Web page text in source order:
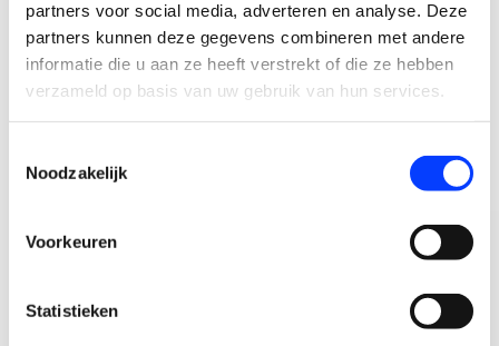
partners voor social media, adverteren en analyse. Deze
partners kunnen deze gegevens combineren met andere
informatie die u aan ze heeft verstrekt of die ze hebben
verzameld op basis van uw gebruik van hun services.
Noodzakelijk
Voorkeuren
Statistieken
Recente artikelen
DJI Mini 5 Pro vs DJI Lito X1: welke drone past bij
CLAIM KORTING OP JE EERSTE
BESTELLING!